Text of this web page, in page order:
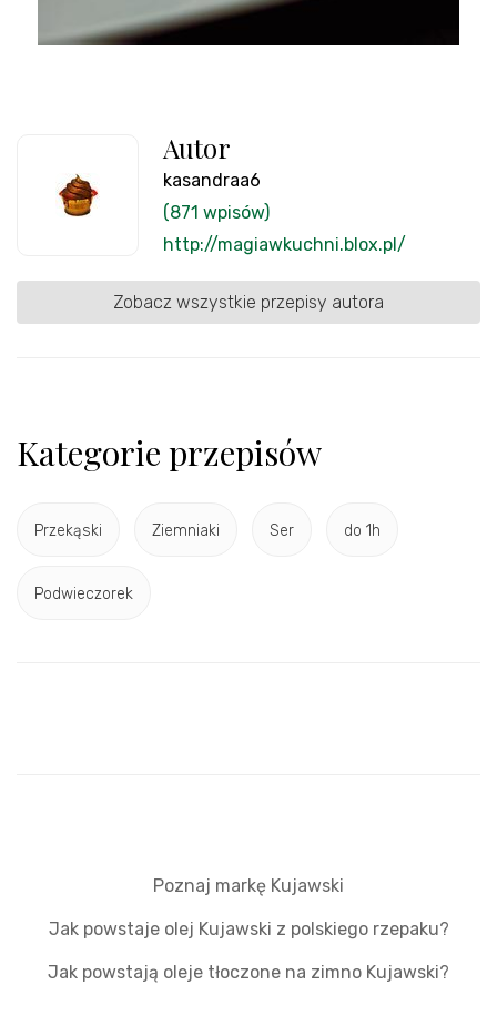
Autor
kasandraa6
(871 wpisów)
http://magiawkuchni.blox.pl/
Zobacz wszystkie przepisy autora
Kategorie przepisów
Przekąski Ziemniaki Ser do 1h
Podwieczorek
Poznaj markę Kujawski
Jak powstaje olej Kujawski z polskiego rzepaku?
Jak powstają oleje tłoczone na zimno Kujawski?